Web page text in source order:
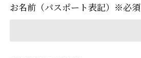
お名前（パスポート表記）※必須